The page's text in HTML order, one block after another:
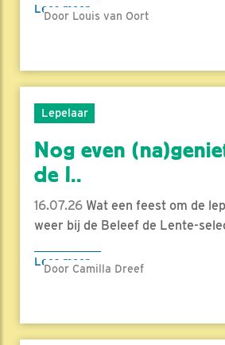
Lees meer
Door Louis van Oort
Lepelaar
Nog even
de l..
16.07.26 Wat een feest om de
weer bij de Beleef de Lente-
Lees meer
Door Camilla Dreef